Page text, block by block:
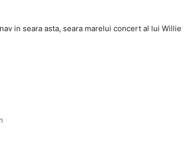
in seara asta, seara marelui concert al lui Willie